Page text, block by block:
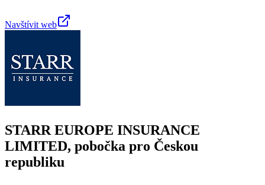
Navštívit web
STARR EUROPE INSURANCE
LIMITED, pobočka pro Českou
republiku